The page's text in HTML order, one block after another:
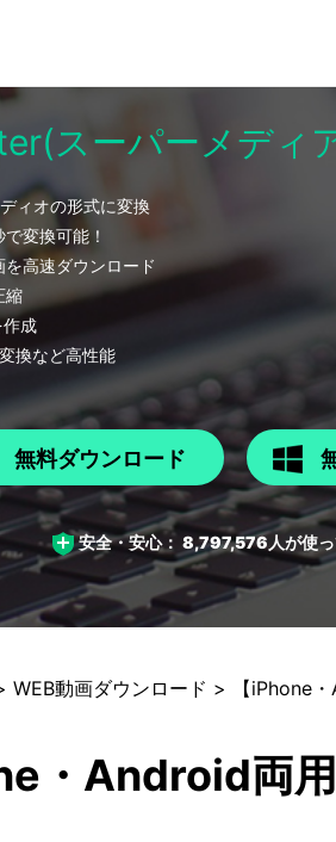
イティビティ
効率化
リティ
Filmora（フィ
スーパーメディ
ィオの形式に変換
変換可能！
高速ダウンロード
縮
成
換など高性能
無料ダウンロード
安全・安心：8,797,576 人が使
WEB動画ダウンロード > 【iPhone
・Android両